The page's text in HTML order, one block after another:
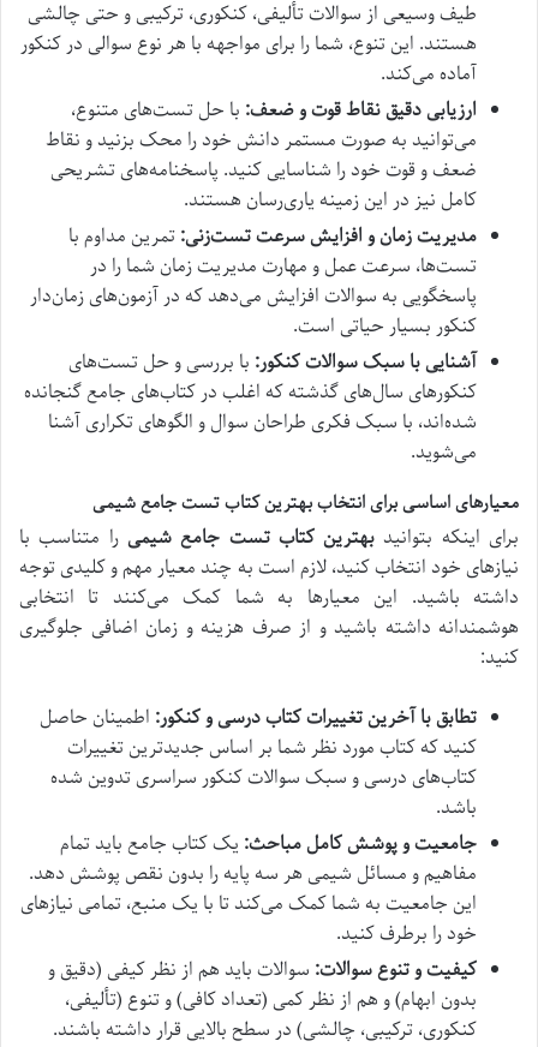
طیف وسیعی از سوالات تألیفی، کنکوری، ترکیبی و حتی چالشی
هستند. این تنوع، شما را برای مواجهه با هر نوع سوالی در کنکور
آماده می‌کند.
ارزیابی دقیق نقاط قوت و ضعف: با حل تست‌های متنوع،
می‌توانید به صورت مستمر دانش خود را محک بزنید و نقاط
ضعف و قوت خود را شناسایی کنید. پاسخنامه‌های تشریحی
کامل نیز در این زمینه یاری‌رسان هستند.
مدیریت زمان و افزایش سرعت تست‌زنی:تمرین مداوم با
تست‌ها، سرعت عمل و مهارت مدیریت زمان شما را در
پاسخگویی به سوالات افزایش می‌دهد که در آزمون‌های زمان‌دار
کنکور بسیار حیاتی است.
آشنایی با سبک سوالات کنکور: با بررسی و حل تست‌های
کنکورهای سال‌های گذشته که اغلب در کتاب‌های جامع گنجانده
شده‌اند، با سبک فکری طراحان سوال و الگوهای تکراری آشنا
می‌شوید.
معیارهای اساسی برای انتخاب بهترین کتاب تست جامع شیمی
برای اینکه بتوانید بهترین کتاب تست جامع شیمی را متناسب با
نیازهای خود انتخاب کنید، لازم است به چند معیار مهم و کلیدی توجه
داشته باشید. این معیارها به شما کمک می‌کنند تا انتخابی
هوشمندانه داشته باشید و از صرف هزینه و زمان اضافی جلوگیری
کنید:
تطابق با آخرین تغییرات کتاب درسی و کنکور: اطمینان حاصل
کنید که کتاب مورد نظر شما بر اساس جدیدترین تغییرات
کتاب‌های درسی و سبک سوالات کنکور سراسری تدوین شده
باشد.
جامعیت و پوشش کامل مباحث: یک کتاب جامع باید تمام
مفاهیم و مسائل شیمی هر سه پایه را بدون نقص پوشش دهد.
این جامعیت به شما کمک می‌کند تا با یک منبع، تمامی نیازهای
خود را برطرف کنید.
کیفیت و تنوع سوالات: سوالات باید هم از نظر کیفی (دقیق و
بدون ابهام) و هم از نظر کمی (تعداد کافی) و تنوع (تألیفی،
کنکوری، ترکیبی، چالشی) در سطح بالایی قرار داشته باشند.